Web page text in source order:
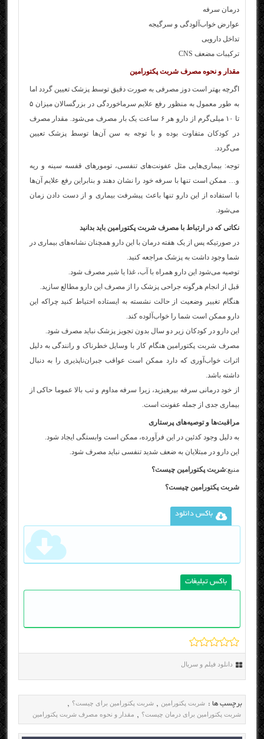
درمان سرفه
عوارض خواب‌آلودگی و سرگیجه
تداخل دارویی
تركيبات مضعف CNS
مقدار و نحوه مصرف شربت پکتورامین
اگرچه بهتر است دوز مصرفی به صورت دقیق توسط پزشک تعیین گردد اما
به طور معمول به منظور رفع علایم سرماخوردگی در بزرگسالان میزان ۵
تا ۱۰ میلی‌گرم از دارو هر ۶ ساعت یک بار مصرف می‌شود. مقدار مصرف
در کودکان متفاوت بوده و با توجه به سن آن‌ها توسط پزشک تعیین
می‌گردد.
توجه: بیماری‌هایی مثل عفونت‌های تنفسی، تومورهای قفسه سینه و ریه
و… ممکن است تنها با سرفه خود را نشان دهند و بنابراین رفع علایم آن‌ها
با استفاده از این دارو تنها باعث پیشرفت بیماری و از دست دادن زمان
می‌شود.
نکاتی که در ارتباط با مصرف شربت پکتورامین باید بدانید
در صورتیکه پس از یک هفته درمان با این دارو همچنان نشانه‌های بیماری در
شما وجود داشت به پزشک مراجعه کنید.
توصیه می‌شود این دارو همراه با آب، غذا یا شیر مصرف شود.
قبل از انجام هرگونه جراحی پزشک را از مصرف این دارو مطالع سازید.
هنگام تغییر وضعیت از حالت نشسته به ایستاده احتیاط کنید چراکه این
دارو ممکن است شما را خواب‌آلوده کند.
این دارو در کودکان زیر دو سال بدون تجویز پزشک نباید مصرف شود.
مصرف شربت پکتورامین هنگام کار با وسایل خطرناک و رانندگی به دلیل
اثرات خواب‌آوری که دارد ممکن است عواقب جبران‌ناپذیری را به دنبال
داشته باشد.
از خود درمانی سرفه بپرهیزید، زیرا سرفه مداوم و تب بالا عموما حاکی از
بیماری جدی از جمله عفونت است.
مراقبت‌ها و توصیه‌های پرستاری
به دلیل وجود كدئین در این فرآورده، ممكن است وابستگی ایجاد شود.
این دارو در مبتلایان به ضعف شدید تنفسی نباید مصرف شود.
منبع:شربت پکتورامین چیست؟
شربت پکتورامین چیست؟
باکس دانلود
باکس تبلیغات
دانلود فیلم و سریال
برچسب ها : شربت پکتورامین , شربت پکتورامین برای چیست؟ ,
شربت پکتورامین برای درمان چیست؟ , مقدار و نحوه مصرف شربت پکتورامین